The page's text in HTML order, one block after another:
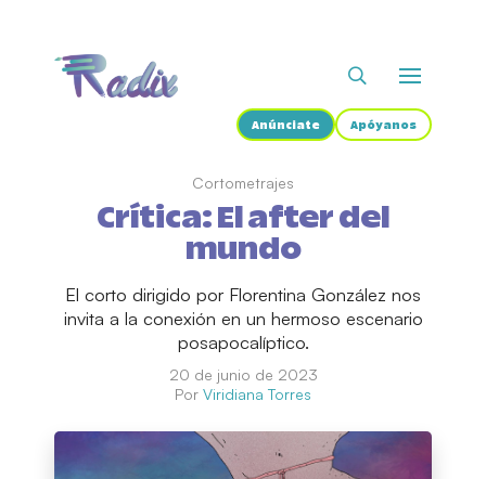
Anúnciate Apóyanos
Cortometrajes
Crítica: El after del
mundo
El corto dirigido por Florentina González nos
invita a la conexión en un hermoso escenario
posapocalíptico.
20 de junio de 2023
Por Viridiana Torres